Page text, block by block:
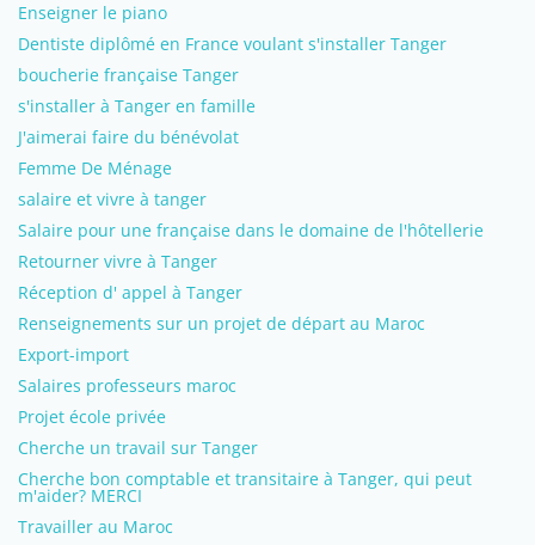
Enseigner le piano
Dentiste diplômé en France voulant s'installer Tanger
boucherie française Tanger
s'installer à Tanger en famille
J'aimerai faire du bénévolat
Femme De Ménage
salaire et vivre à tanger
Salaire pour une française dans le domaine de l'hôtellerie
Retourner vivre à Tanger
Réception d' appel à Tanger
Renseignements sur un projet de départ au Maroc
Export-import
Salaires professeurs maroc
Projet école privée
Cherche un travail sur Tanger
Cherche bon comptable et transitaire à Tanger, qui peut
m'aider? MERCI
Travailler au Maroc